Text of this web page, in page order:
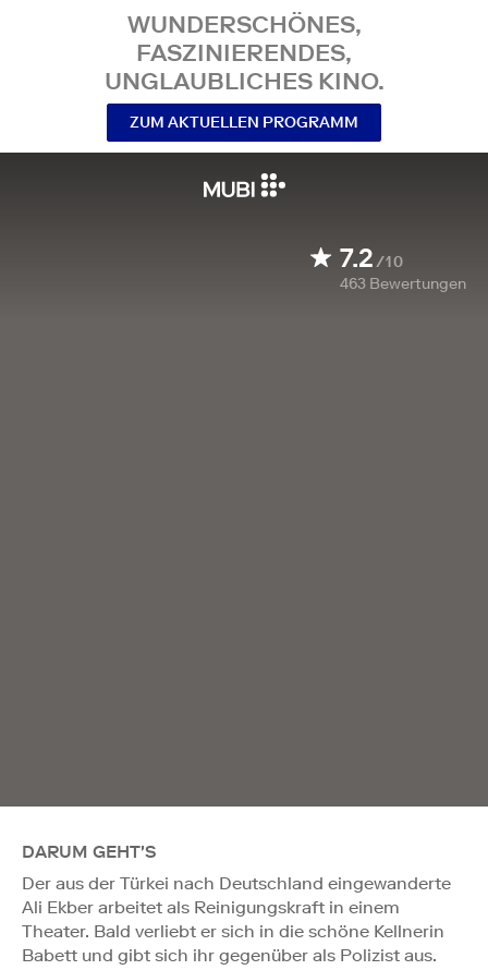
WUNDERSCHÖNES,
FASZINIERENDES,
UNGLAUBLICHES KINO.
ZUM AKTUELLEN PROGRAMM
7.2/10
463 Bewertungen
DARUM GEHT'S
Der aus der Türkei nach Deutschland eingewanderte
Ali Ekber arbeitet als Reinigungskraft in einem
Theater. Bald verliebt er sich in die schöne Kellnerin
Babett und gibt sich ihr gegenüber als Polizist aus.